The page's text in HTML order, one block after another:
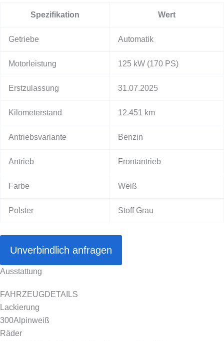
Spezifikation Wert
Getriebe Automatik
Motorleistung 125 kW (170 PS)
Erstzulassung 31.07.2025
Kilometerstand 12.451 km
Antriebsvariante Benzin
Antrieb Frontantrieb
Farbe Weiß
Polster Stoff Grau
Unverbindlich anfragen
Ausstattung
FAHRZEUGDETAILS
Lackierung
300Alpinweiß
Räder